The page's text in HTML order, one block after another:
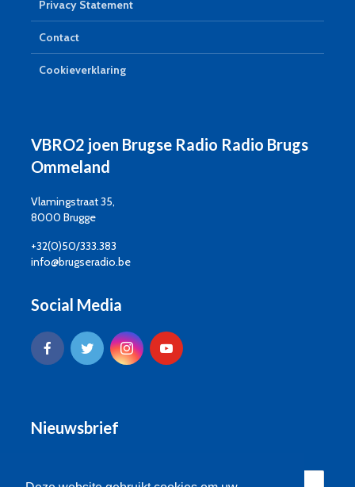
Privacy Statement
Contact
Cookieverklaring
VBRO2 joen Brugse Radio Radio Brugs
Ommeland
Vlamingstraat 35,
8000 Brugge
+32(0)50/333.383
info@brugseradio.be
Social Media
Nieuwsbrief